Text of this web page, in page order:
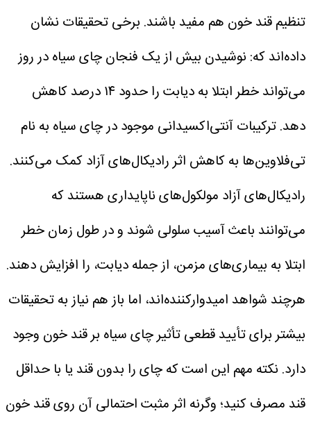
تنظیم قند خون هم مفید باشند. برخی تحقیقات نشان
داده‌اند که: نوشیدن بیش از یک فنجان چای سیاه در روز
می‌تواند خطر ابتلا به دیابت را حدود ۱۴ درصد کاهش
دهد.ترکیبات آنتی‌اکسیدانی موجود در چای سیاه به نام
تی‌فلاوین‌ها به کاهش اثر رادیکال‌های آزاد کمک می‌کنند.
رادیکال‌های آزاد مولکول‌های ناپایداری هستند که
می‌توانند باعث آسیب سلولی شوند و در طول زمان خطر
ابتلا به بیماری‌های مزمن، از جمله دیابت، را افزایش دهند.
هرچند شواهد امیدوارکننده‌اند، اما باز هم نیاز به تحقیقات
بیشتر برای تأیید قطعی تأثیر چای سیاه بر قند خون وجود
دارد. نکته مهم این است که چای را بدون قند یا با حداقل
قند مصرف کنید؛ وگرنه اثر مثبت احتمالی آن روی قند خون